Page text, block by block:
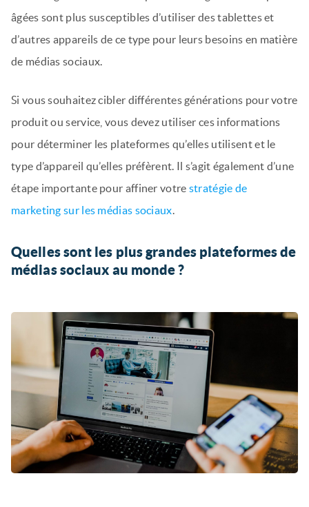
âgées sont plus susceptibles d’utiliser des tablettes et
d’autres appareils de ce type pour leurs besoins en matière
de médias sociaux.
Si vous souhaitez cibler différentes générations pour votre
produit ou service, vous devez utiliser ces informations
pour déterminer les plateformes qu’elles utilisent et le
type d’appareil qu’elles préfèrent. Il s’agit également d’une
étape importante pour affiner votre stratégie de
marketing sur les médias sociaux.
Quelles sont les plus grandes plateformes de
médias sociaux au monde ?